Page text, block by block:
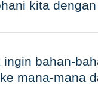
kita
bahan-
mana-mana